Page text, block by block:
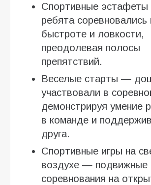
Спортивные
ребята соревновались
быстроте и ловкости,
преодолевая полосы
препятствий.
Веселые старты —
участвовали в
демонстрируя умение
в команде и
друга.
Спортивные игры на
воздухе — подвижные
соревнования на